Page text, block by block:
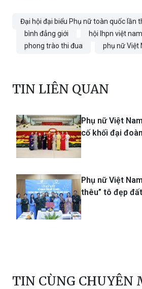
Đại hội đại biểu Phụ nữ toàn quốc lần
bình đẳng giới
hội lhpn việt nam
phong trào thi đua
phụ nữ Việt
TIN LIÊN QUAN
Phụ nữ Việt
cố khối đại
Phụ nữ Việt
thêu” tô đẹp
TIN CÙNG CHUYÊN